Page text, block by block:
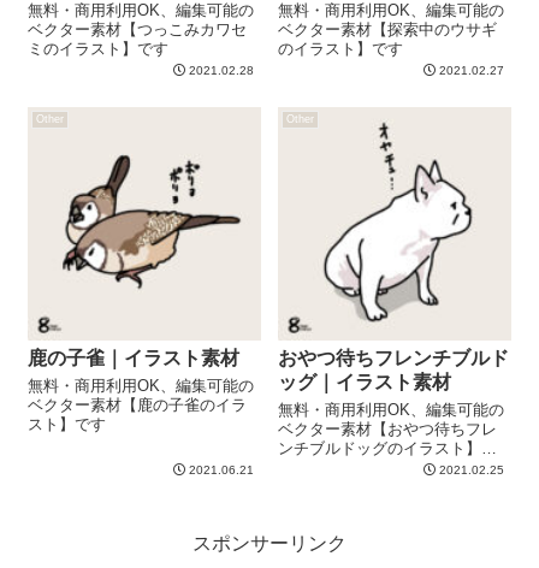
無料・商用利用OK、編集可能の
ベクター素材【つっこみカワセ
ミのイラスト】です
2021.02.28
無料・商用利用OK、編集可能の
ベクター素材【探索中のウサギ
のイラスト】です
2021.02.27
Other
鹿の子雀｜イラスト素材
無料・商用利用OK、編集可能の
ベクター素材【鹿の子雀のイラ
スト】です
2021.06.21
Other
おやつ待ちフレンチブルド
ッグ｜イラスト素材
無料・商用利用OK、編集可能の
ベクター素材【おやつ待ちフレ
ンチブルドッグのイラスト】で
2021.02.25
スポンサーリンク